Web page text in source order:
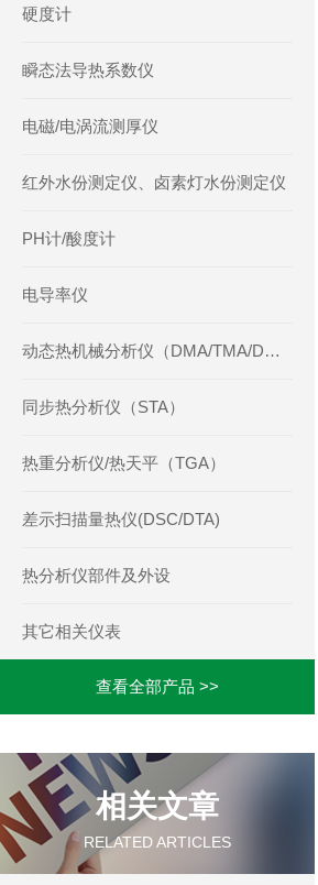
硬度计
瞬态法导热系数仪
电磁/电涡流测厚仪
红外水份测定仪、卤素灯水份测定仪
PH计/酸度计
电导率仪
动态热机械分析仪（DMA/TMA/DMTA）
同步热分析仪（STA）
热重分析仪/热天平（TGA）
差示扫描量热仪(DSC/DTA)
热分析仪部件及外设
其它相关仪表
查看全部产品 >>
相关文章
RELATED ARTICLES